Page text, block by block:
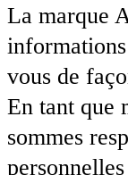
La marque
vous de
En tant que
sommes